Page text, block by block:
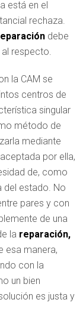
está en el
rechaza.
debe
respecto.
la CAM se
centros de
singular
método de
mediante
por ella,
de, como
del estado. No
pares y con
de una
la reparación,
esa manera,
con la
un bien
es justa y